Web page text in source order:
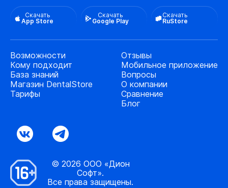
Скачать
App Store
Скачать
Google Play
Скачать
RuStore
Возможности
Кому подходит
База знаний
Магазин DentalStore
Тарифы
Отзывы
Мобильное приложение
Вопросы
О компании
Сравнение
Блог
© 2026 ООО «Дион
Софт».
Все права защищены.